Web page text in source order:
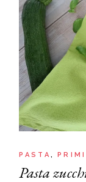
PASTA
Pasta